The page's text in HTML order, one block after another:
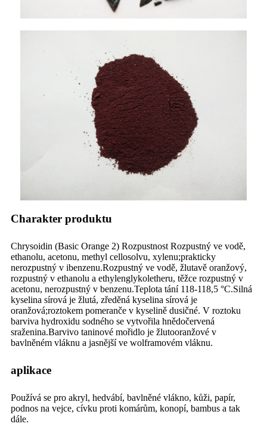
Charakter produktu
Chrysoidin (Basic Orange 2) Rozpustnost Rozpustný ve vodě,
ethanolu, acetonu, methyl cellosolvu, xylenu;prakticky
nerozpustný v ibenzenu.Rozpustný ve vodě, žlutavě oranžový,
rozpustný v ethanolu a ethylenglykoletheru, těžce rozpustný v
acetonu, nerozpustný v benzenu.Teplota tání 118-118,5 °C.Silná
kyselina sírová je žlutá, zředěná kyselina sírová je
oranžová;roztokem pomeranče v kyselině dusičné. V roztoku
barviva hydroxidu sodného se vytvořila hnědočervená
sraženina.Barvivo taninové mořidlo je žlutooranžové v
bavlněném vláknu a jasnější ve wolframovém vláknu.
aplikace
Používá se pro akryl, hedvábí, bavlněné vlákno, kůži, papír,
podnos na vejce, cívku proti komárům, konopí, bambus a tak
dále.